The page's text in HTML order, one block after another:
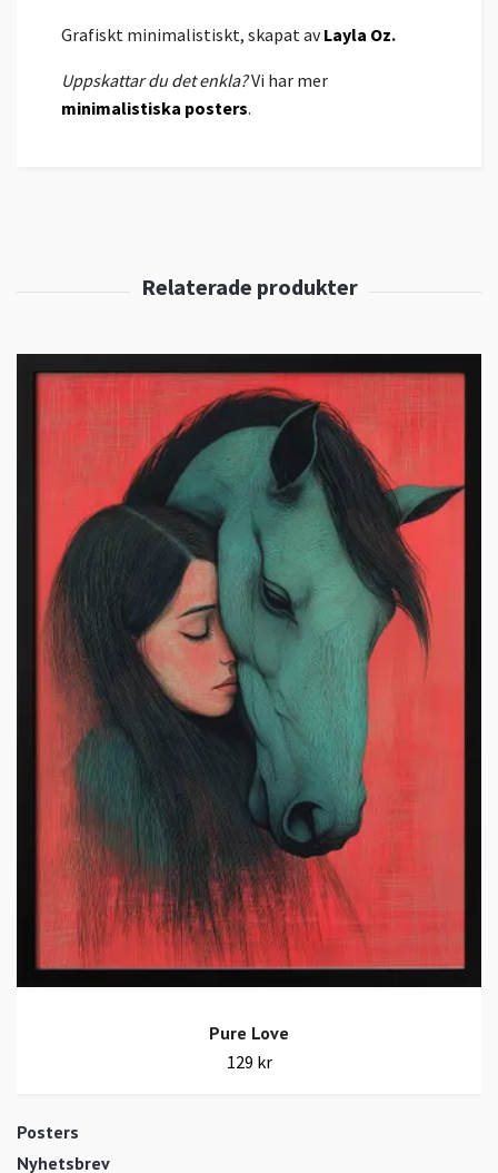
Posters
Nyhetsbrev
Grafiskt minimalistiskt, skapat avLayla Oz.
Uppskattar du det enkla?Vi har mer
minimalistiska posters.
Pure Love
129 kr